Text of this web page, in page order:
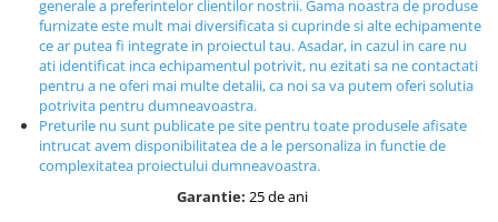
generale a preferintelor clientilor nostrii. Gama noastra de produse
furnizate este mult mai diversificata si cuprinde si alte echipamente
ce ar putea fi integrate in proiectul tau. Asadar, in cazul in care nu
ati identificat inca echipamentul potrivit, nu ezitati sa ne contactati
pentru a ne oferi mai multe detalii, ca noi sa va putem oferi solutia
potrivita pentru dumneavoastra.
Preturile nu sunt publicate pe site pentru toate produsele afisate
intrucat avem disponibilitatea de a le personaliza in functie de
complexitatea proiectului dumneavoastra.
Garantie: 25 de ani